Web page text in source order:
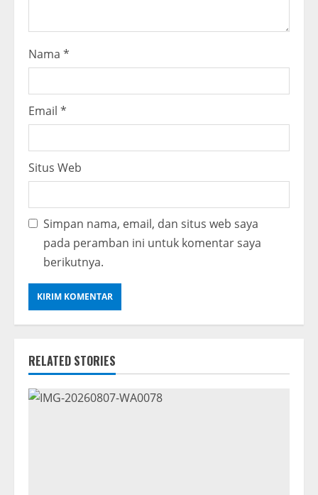
Nama *
Email *
Situs Web
Simpan nama, email, dan situs web saya
pada peramban ini untuk komentar saya
berikutnya.
RELATED STORIES